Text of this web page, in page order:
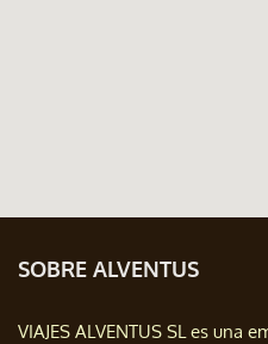
SOBRE ALVENTUS
VIAJES ALVENTUS SL es una